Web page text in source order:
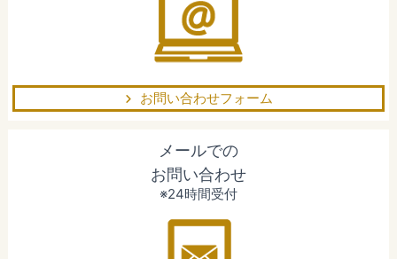
お問い合わせフォーム
メールでの
お問い合わせ
※24時間受付